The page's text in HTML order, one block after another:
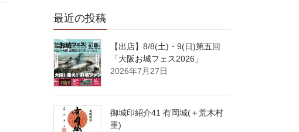
最近の投稿
【出店】8/8(土)・9(日)第五回
「大阪お城フェス2026」
2026年7月27日
御城印紹介41 有岡城(＋荒木村
重)